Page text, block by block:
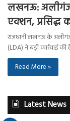
लखनऊ: अलीगंज
एक्शन, प्रसिद्ध
राजधानी लखनऊ के
(LDA) ने बड़ी कार्रवाई
Read More »
Latest News